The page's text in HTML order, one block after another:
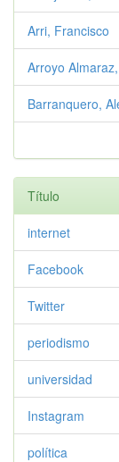
Arri, Francisco
Arroyo
Barranquero,
Título
internet
Facebook
Twitter
periodismo
universidad
Instagram
política